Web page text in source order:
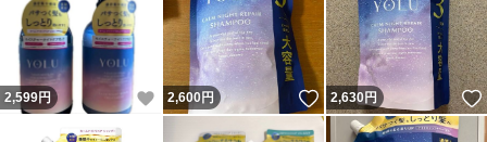
2,599円 いいね！
2,600 円 いいね！
2,630円